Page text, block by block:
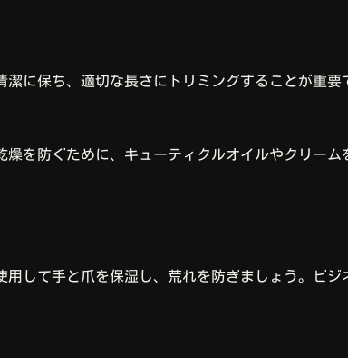
に保ち、適切な長さにトリミングすることが重
を防ぐために、キューティクルオイルやクリー
して手と爪を保湿し、荒れを防ぎましょう。ビ